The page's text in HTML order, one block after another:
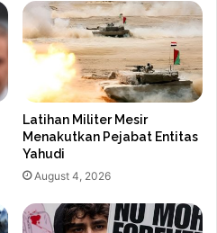
Latihan Militer Mesir
Menakutkan Pejabat Entitas
Yahudi
August 4, 2026